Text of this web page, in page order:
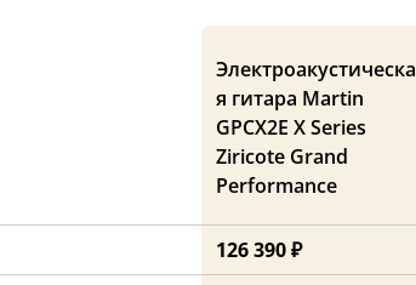
Электроакустическа
я гитара Martin
GPCX2E X Series
Ziricote Grand
Performance
126 390 ₽